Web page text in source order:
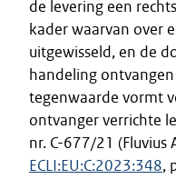
de levering een
kader waarvan over
uitgewisseld, en de
handeling
tegenwaarde vormt
ontvanger verrichte
nr. C-677/21 (Fluvius
ECLI:EU:C:2023:348,